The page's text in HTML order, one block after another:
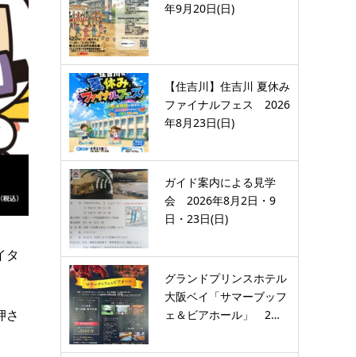
タ
さ
年9月20日(日)
【住吉川】住吉川 夏休み
ファイナルフェス 2026
年8月23日(日)
ガイド案内による見学
会 2026年8月2日・9
日・23日(日)
グランドプリンスホテル
大阪ベイ「サマーブッフ
ェ＆ビアホール」 2…